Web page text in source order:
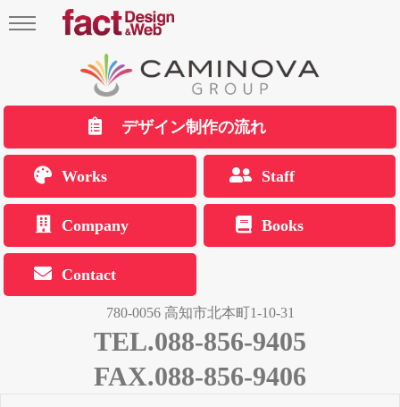
デザイン制作の流れ
Works Staff
Company Books
Contact
780-0056 高知市北本町1-10-31
TEL.088-856-9405
FAX.088-856-9406